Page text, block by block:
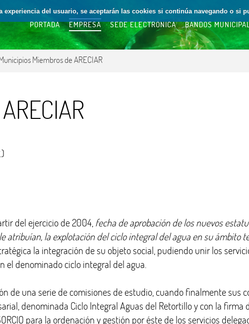
del usuario, se aceptarán las cookies si continúa navegando o si
PORTADA EMPRESA SEDE ELECTRÓNICA BANDOS
Miembros de ARECIAR
del ejercicio de 2004, fecha deaprobación de los nuevos
atribuían, la explotación del ciclo integral del agua en su ámbito
la integración de su objeto social, pudiendo unir los
el denominado ciclo integral del agua.
de una serie de comisiones de estudio, cuando finalmente sus
denominada Ciclo Integral Aguas del Retortillo y con la firma
para la ordenación y gestión por éste de los servicios